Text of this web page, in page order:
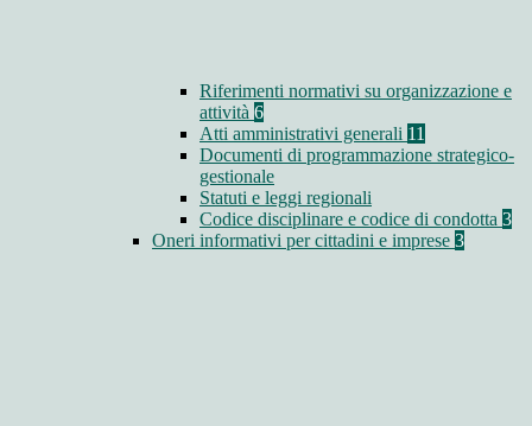
Riferimenti normativi su organizzazione e
attività 6
Atti amministrativi generali 11
Documenti di programmazione strategico-
gestionale
Statuti e leggi regionali
Codice disciplinare e codice di condotta 3
Oneri informativi per cittadini e imprese 3